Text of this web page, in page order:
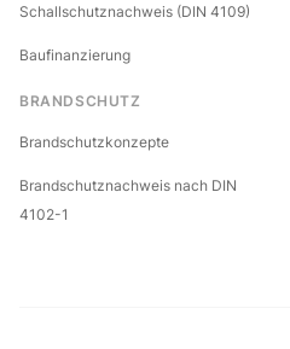
Schallschutznachweis (DIN 4109)
Baufinanzierung
BRANDSCHUTZ
Brandschutzkonzepte
Brandschutznachweis nach DIN
4102-1